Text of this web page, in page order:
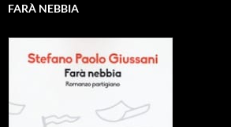
FARÀ NEBBIA